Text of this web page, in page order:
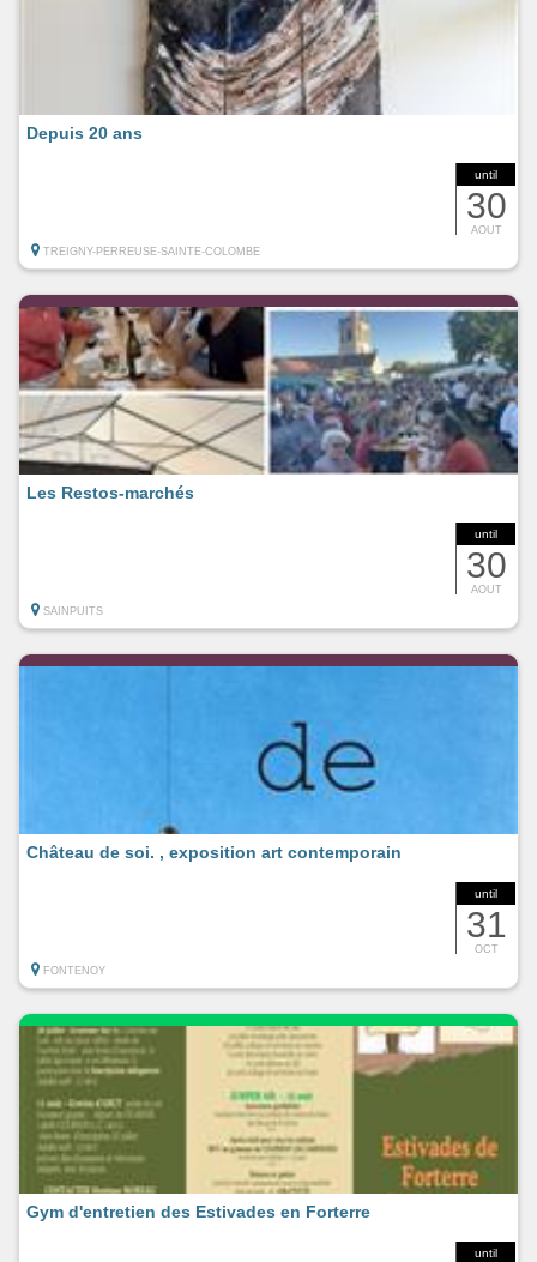
until
30
AOUT
Depuis 20 ans
TREIGNY-PERREUSE-SAINTE-COLOMBE
until
30
AOUT
Les Restos-marchés
SAINPUITS
until
31
OCT
Château de soi. , exposition art contemporain
FONTENOY
until
Gym d'entretien des Estivades en Forterre